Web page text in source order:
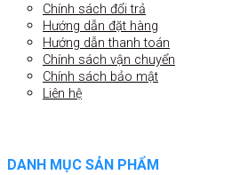
Chính sách đổi trả
Hướng dẫn đặt hàng
Hướng dẫn thanh toán
Chính sách vận chuyển
Chính sách bảo mật
Liên hệ
DANH MỤC SẢN PHẨM